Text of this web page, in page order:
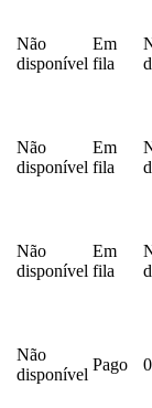
Não
disponível
Em
fila
Não
disponível
Em
fila
Não
disponível
Em
fila
Não
disponível
Pago